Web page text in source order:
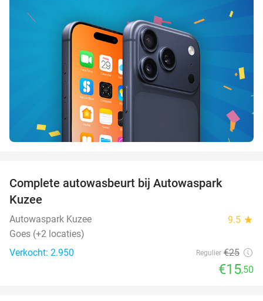
Complete autowasbeurt bij Autowaspark
Kuzee
Autowaspark Kuzee 9.5 star
Goes (+2 locaties)
Verkocht: 2.950
Regulier €25
€15,50